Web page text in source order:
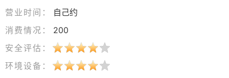
营业时间：
自己约
消费情况：
200
安全评估：
环境设备：